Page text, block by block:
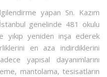
yapan Sn. Kazım
genelinde 481 okulu
yıkıp yeniden inşa ederek
en aza indirdiklerini
yapısal dayanımlarını
mantolama, tesisatların